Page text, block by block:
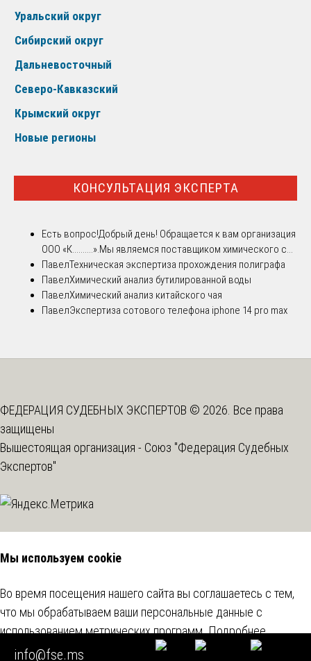
Уральский округ
Сибирский округ
Дальневосточный
Северо-Кавказский
Крымский округ
Новые регионы
КОНСУЛЬТАЦИЯ ЭКСПЕРТА
Есть вопрос!Добрый день! Обращается к вам организация
ООО «К..........».Мы являемся поставщиком химического с...
ПавелТехническая экспертиза прохождения полиграфа
ПавелХимический анализ бутилированной воды
ПавелХимический анализ китайского чая
ПавелЭкспертиза сотового телефона iphone 14 pro max
ФЕДЕРАЦИЯ СУДЕБНЫХ ЭКСПЕРТОВ © 2026. Все права
защищены
Вышестоящая организация - Союз "Федерация Судебных
Экспертов"
info@fse.ms
Мы используем cookie
Во время посещения нашего сайта вы соглашаетесь с тем,
что мы обрабатываем ваши персональные данные с
использованием метрических программ.Подробнее